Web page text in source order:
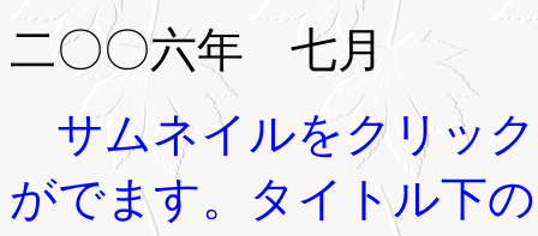
二〇〇六年 七月
サムネイルをクリッ
がでます。タイト